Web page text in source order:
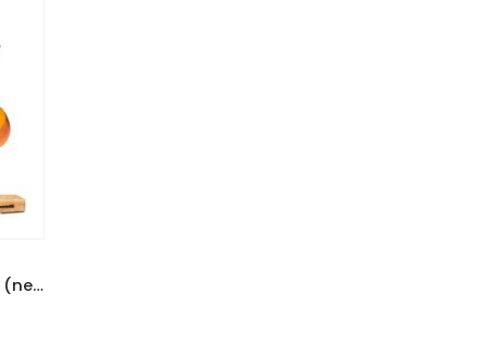
M13 瑞典肉丸車打芝士迷你漢堡 (new)